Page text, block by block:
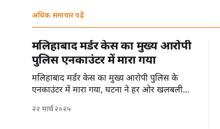
अधिक समाचार पढ़ें
मलिहाबाद मर्डर केस का मुख्य आरोपी
पुलिस एनकाउंटर में मारा गया
मलिहाबाद मर्डर केस का मुख्य आरोपी पुलिस के
एनकाउंटर में मारा गया, घटना ने हर ओर खलबली
मचा दी है।
२२ मार्च २०२५